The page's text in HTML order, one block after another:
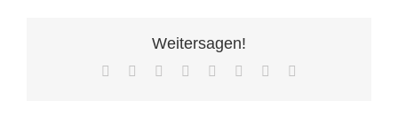
Weitersagen!
Facebook Reddit LinkedIn
TumblrPinterest